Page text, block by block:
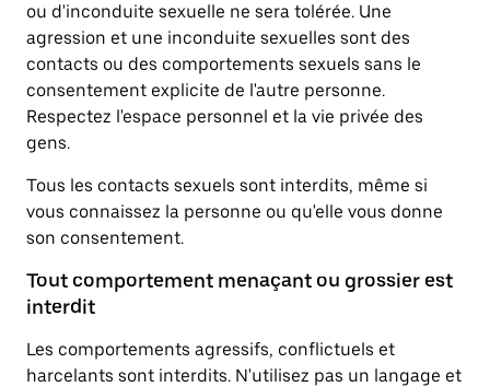
ou d'inconduite sexuelle ne sera tolérée. Une
agression et une inconduite sexuelles sont des
contacts ou des comportements sexuels sans le
consentement explicite de l'autre personne.
Respectez l'espace personnel et la vie privée des
gens.
Tous les contacts sexuels sont interdits, même si
vous connaissez la personne ou qu'elle vous donne
son consentement.
Tout comportement menaçant ou grossier est
interdit
Les comportements agressifs, conflictuels et
harcelants sont interdits. N'utilisez pas un langage et